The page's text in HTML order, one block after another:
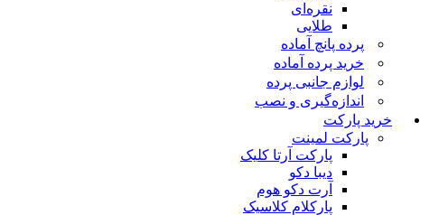
نقره‌ای
طلایی
پرده پانچ آماده
خرید پرده آماده
لوازم جانبی پرده
اندازه‌گیری و نصب
خرید پارکت
پارکت لمینت
پارکت آرتا کلیک
دیبا دکو
آرت دکو هوم
پارکلام کلاسیک